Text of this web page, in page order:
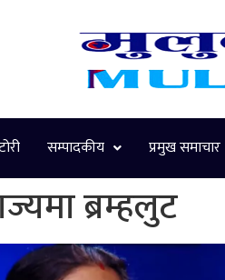
सम्पादकीय प्रमुख समाचार
ब्रम्हलुट